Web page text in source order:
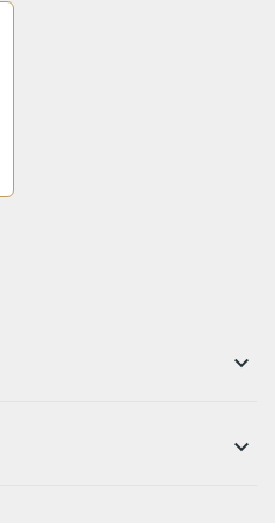
keyboard_arrow_down
keyboard_arrow_down